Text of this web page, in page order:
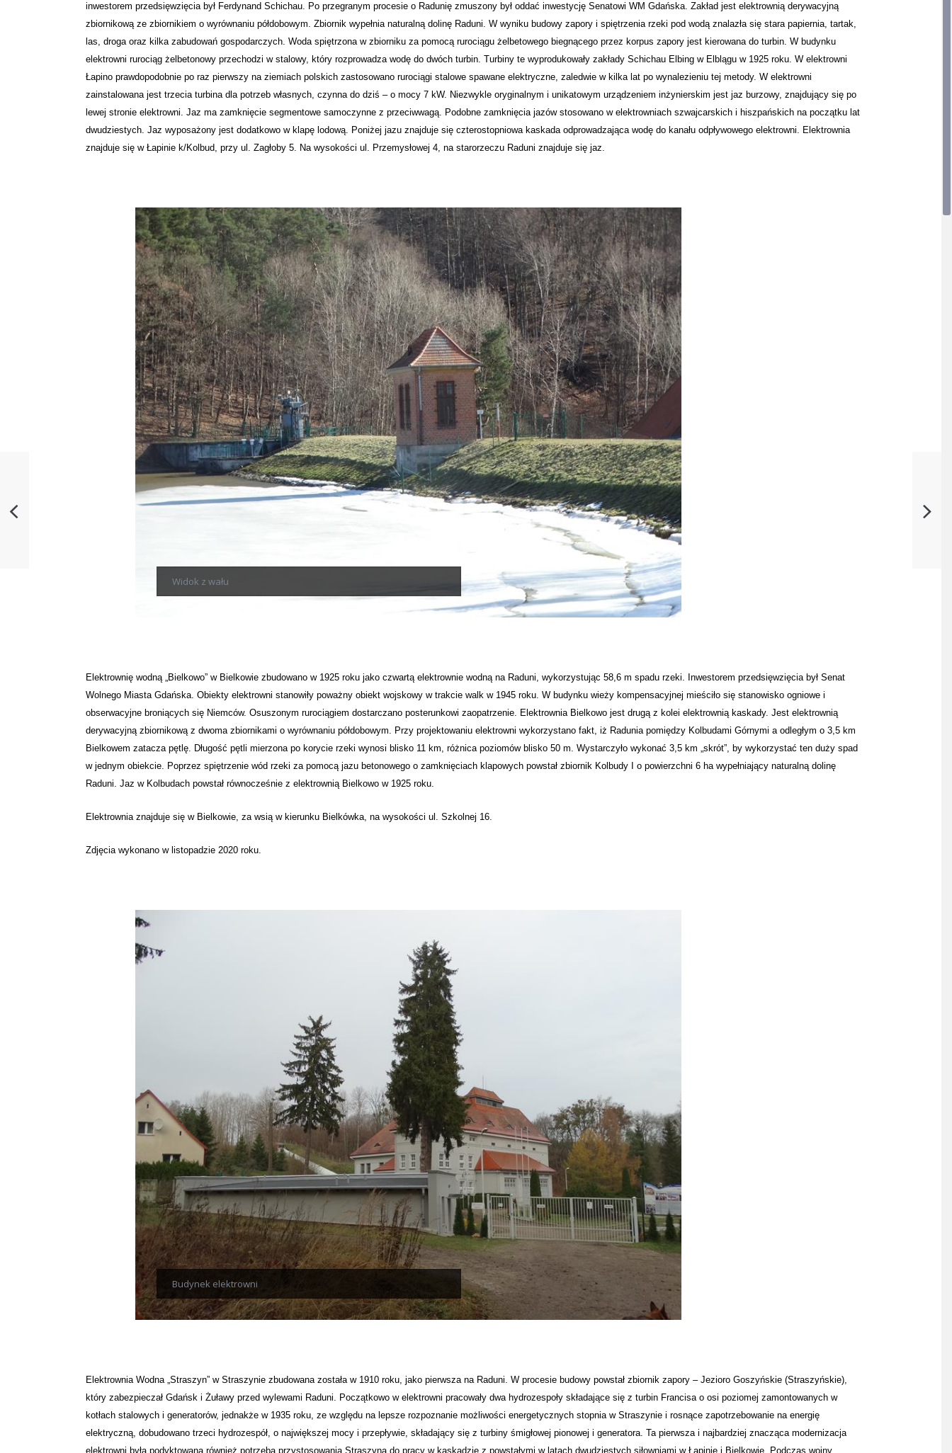
inwestorem przedsięwzięcia był Ferdynand Schichau. Po przegranym procesie o Radunię zmuszony był oddać inwestycję Senatowi WM Gdańska. Zakład jest elektrownią derywacyjną
zbiornikową ze zbiornikiem o wyrównaniu półdobowym. Zbiornik wypełnia naturalną dolinę Raduni. W wyniku budowy zapory i spiętrzenia rzeki pod wodą znalazła się stara papiernia, tartak,
las, droga oraz kilka zabudowań gospodarczych. Woda spiętrzona w zbiorniku za pomocą rurociągu żelbetowego biegnącego przez korpus zapory jest kierowana do turbin. W budynku
elektrowni rurociąg żelbetonowy przechodzi w stalowy, który rozprowadza wodę do dwóch turbin. Turbiny te wyprodukowały zakłady Schichau Elbing w Elblągu w 1925 roku. W elektrowni
Łapino prawdopodobnie po raz pierwszy na ziemiach polskich zastosowano rurociągi stalowe spawane elektryczne, zaledwie w kilka lat po wynalezieniu tej metody. W elektrowni
zainstalowana jest trzecia turbina dla potrzeb własnych, czynna do dziś – o mocy 7 kW. Niezwykle oryginalnym i unikatowym urządzeniem inżynierskim jest jaz burzowy, znajdujący się po
lewej stronie elektrowni. Jaz ma zamknięcie segmentowe samoczynne z przeciwwagą. Podobne zamknięcia jazów stosowano w elektrowniach szwajcarskich i hiszpańskich na początku lat
dwudziestych. Jaz wyposażony jest dodatkowo w klapę lodową. Poniżej jazu znajduje się czterostopniowa kaskada odprowadzająca wodę do kanału odpływowego elektrowni. Elektrownia
znajduje się w Łapinie k/Kolbud, przy ul. Zagłoby 5. Na wysokości ul. Przemysłowej 4, na starorzeczu Raduni znajduje się jaz.
Widok z wału
Elektrownię wodną „Bielkowo” w Bielkowie zbudowano w 1925 roku jako czwartą elektrownie wodną na Raduni, wykorzystując 58,6 m spadu rzeki. Inwestorem przedsięwzięcia był Senat
Wolnego Miasta Gdańska. Obiekty elektrowni stanowiły poważny obiekt wojskowy w trakcie walk w 1945 roku. W budynku wieży kompensacyjnej mieściło się stanowisko ogniowe i
obserwacyjne broniących się Niemców. Osuszonym rurociągiem dostarczano posterunkowi zaopatrzenie. Elektrownia Bielkowo jest drugą z kolei elektrownią kaskady. Jest elektrownią
derywacyjną zbiornikową z dwoma zbiornikami o wyrównaniu półdobowym. Przy projektowaniu elektrowni wykorzystano fakt, iż Radunia pomiędzy Kolbudami Górnymi a odległym o 3,5 km
Bielkowem zatacza pętlę. Długość pętli mierzona po korycie rzeki wynosi blisko 11 km, różnica poziomów blisko 50 m. Wystarczyło wykonać 3,5 km „skrót”, by wykorzystać ten duży spad
w jednym obiekcie. Poprzez spiętrzenie wód rzeki za pomocą jazu betonowego o zamknięciach klapowych powstał zbiornik Kolbudy I o powierzchni 6 ha wypełniający naturalną dolinę
Raduni. Jaz w Kolbudach powstał równocześnie z elektrownią Bielkowo w 1925 roku.
Elektrownia znajduje się w Bielkowie, za wsią w kierunku Bielkówka, na wysokości ul. Szkolnej 16.
Zdjęcia wykonano w listopadzie 2020 roku.
Budynek elektrowni
Elektrownia Wodna „Straszyn” w Straszynie zbudowana została w 1910 roku, jako pierwsza na Raduni. W procesie budowy powstał zbiornik zapory – Jezioro Goszyńskie (Straszyńskie),
który zabezpieczał Gdańsk i Żuławy przed wylewami Raduni. Początkowo w elektrowni pracowały dwa hydrozespoły składające się z turbin Francisa o osi poziomej zamontowanych w
kotłach stalowych i generatorów, jednakże w 1935 roku, ze względu na lepsze rozpoznanie możliwości energetycznych stopnia w Straszynie i rosnące zapotrzebowanie na energię
elektryczną, dobudowano trzeci hydrozespół, o największej mocy i przepływie, składający się z turbiny śmigłowej pionowej i generatora. Ta pierwsza i najbardziej znacząca modernizacja
elektrowni była podyktowana również potrzebą przystosowania Straszyna do pracy w kaskadzie z powstałymi w latach dwudziestych siłowniami w Łapinie i Bielkowie.
Podczas wojny